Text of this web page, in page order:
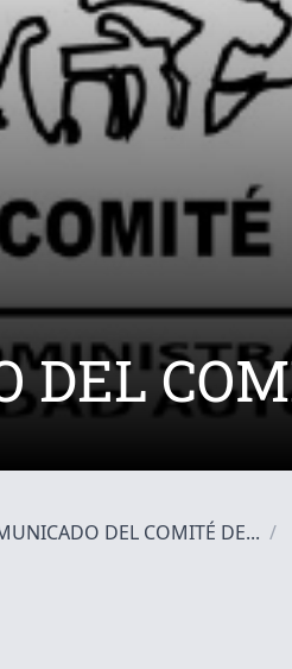
DEL
DEL COMITÉ DE... /